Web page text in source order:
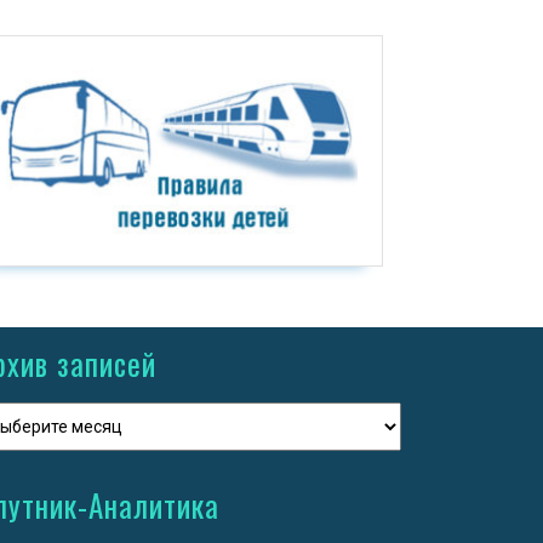
записей
Аналитика